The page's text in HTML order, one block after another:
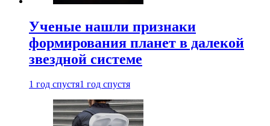
Ученые нашли признаки
формирования планет в далекой
звездной системе
1 год спустя1 год спустя